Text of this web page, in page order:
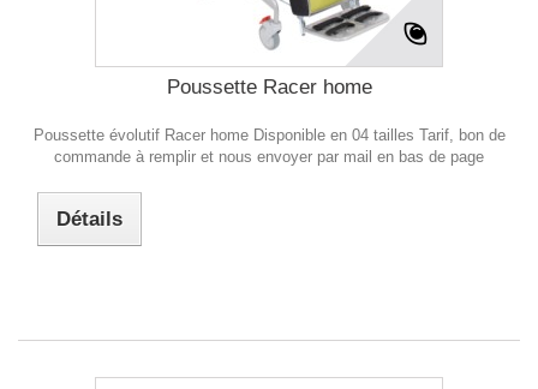
Poussette Racer home
Poussette évolutif Racer home Disponible en 04 tailles Tarif, bon de
commande à remplir et nous envoyer par mail en bas de page
Détails